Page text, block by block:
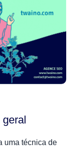
geral
uma técnica de